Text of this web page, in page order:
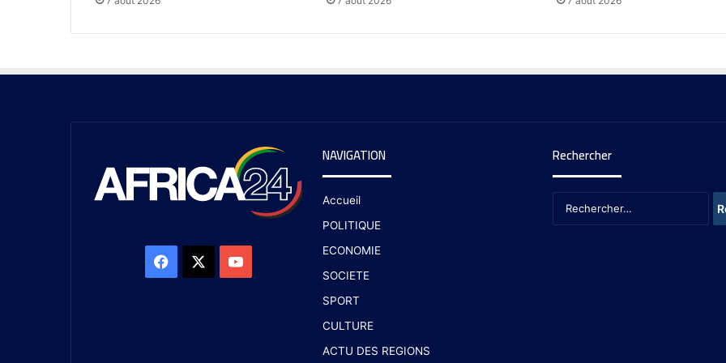
NAVIGATION
Accueil
POLITIQUE
ECONOMIE
SOCIETE
SPORT
CULTURE
ACTU DES REGIONS
Rechercher